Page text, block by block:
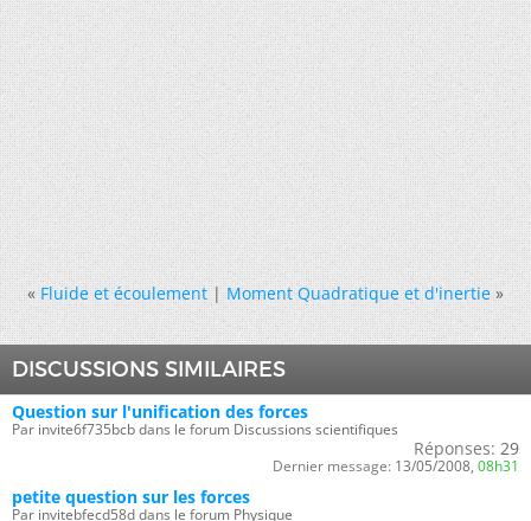
« Fluide et écoulement|Moment Quadratique et d'inertie »
DISCUSSIONS SIMILAIRES
Question sur l'unification des forces
Par invite6f735bcb dans le forum Discussions scientifiques
Réponses: 29
Dernier message: 13/05/2008, 08h31
petite question sur les forces
Par invitebfecd58d dans le forum Physique